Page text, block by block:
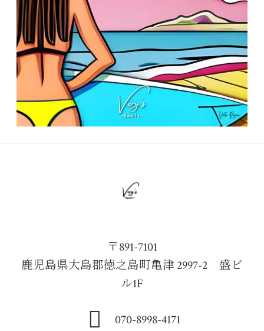
〒891-7101
鹿児島県大島郡徳之島町亀津 2997-2 盛ビ
ル1F
070-8998-4171